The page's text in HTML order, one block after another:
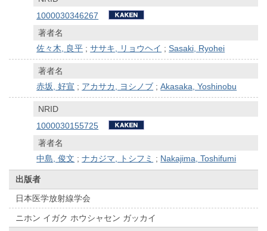
1000030346267
著者名
佐々木, 良平 ;ササキ, リョウヘイ ;Sasaki, Ryohei
著者名
赤坂, 好宣 ; アカサカ, ヨシノブ ;Akasaka, Yoshinobu
NRID
1000030155725
著者名
中島, 俊文 ;ナカジマ, トシフミ ; Nakajima, Toshifumi
出版者
日本医学放射線学会
ニホン イガク ホウシャセン ガッカイ